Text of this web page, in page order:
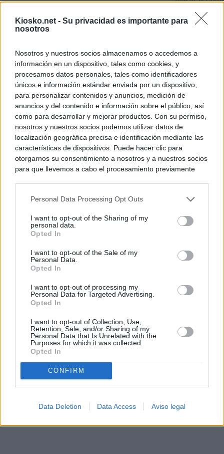
Kiosko.net - Su privacidad es importante para
nosotros
Nosotros y nuestros socios almacenamos o accedemos a
información en un dispositivo, tales como cookies, y
procesamos datos personales, tales como identificadores
únicos e información estándar enviada por un dispositivo,
para personalizar contenidos y anuncios, medición de
anuncios y del contenido e información sobre el público, así
como para desarrollar y mejorar productos. Con su permiso,
nosotros y nuestros socios podemos utilizar datos de
localización geográfica precisa e identificación mediante las
características de dispositivos. Puede hacer clic para
otorgarnos su consentimiento a nosotros y a nuestros socios
para que llevemos a cabo el procesamiento previamente
negar su consentimiento. Tenga en cuenta que algún
de su consentimiento, pero usted tiene el derecho de
rechazar tal procesamiento. Sus preferencias se aplicarán
cualquier momento entrando de nuevo en este sitio web o
visitando nuestra política de privacidad.
Personal Data Processing Opt Outs
I want to opt-out of the Sharing of my
personal data.
Opted In
I want to opt-out of the Sale of my
Personal Data.
Opted In
I want to opt-out of processing my
Personal Data for Targeted Advertising.
Opted In
I want to opt-out of Collection, Use,
Retention, Sale, and/or Sharing of my
Personal Data that Is Unrelated with the
Purposes for which it was collected.
Opted In
CONFIRM
Data Deletion Data Access Aviso legal
de "inaceptables"
Sánchez
© Kiosko.net Aviso Legal Privacidad y Cookies